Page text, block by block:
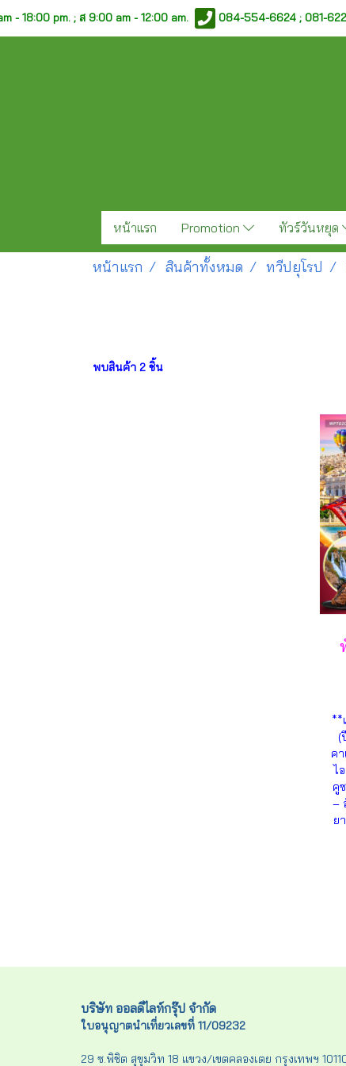
- 18:00 pm. ;ส 9:00 am - 12:00 am. 084-554-6624 ; 081-
หน้าแรก Promotion ทัวร์วันหยุด
หน้าแรก สินค้าทั้งหมด ทวีปยุโรป
พบสินค้า 2 ชิ้น
**
(
ค
ไ
คู
–
ย
บริษัท ออลดีไลท์กรุ๊ป จำกัด
ใบอนุญาตนำเที่ยวเลขที่ 11/09232
29 ซ.พิชิต สุขุมวิท 18 แขวง/เขตคลองเตย กรุงเทพฯ